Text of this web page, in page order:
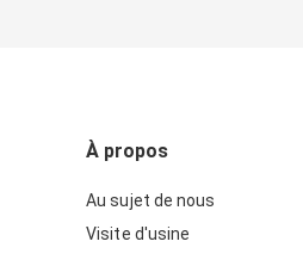
À propos
Au sujet de nous
Visite d'usine